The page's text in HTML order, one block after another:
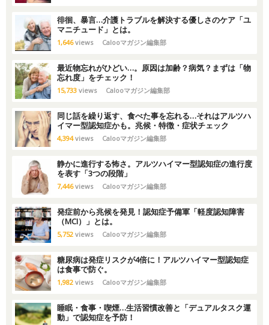
徘徊、暴言…介護トラブルを解決する優しさのケア「ユ
マニチュード」とは。
1,646 views Calooマガジン編集部
最近物忘れがひどい…。原因は加齢？病気？まずは「物
忘れ度」をチェック！
15,733 views Calooマガジン編集部
同じ話を繰り返す、食べた事を忘れる…それはアルツハ
イマー型認知症かも。兆候・特徴・症状チェック
4,394 views Calooマガジン編集部
静かに進行する怖さ。アルツハイマー型認知症の進行度
を表す「3つの段階」
7,446 views Calooマガジン編集部
発症前から兆候を発見！認知症予備軍「軽度認知障害
（MCI）」とは。
5,752 views Calooマガジン編集部
糖尿病は発症リスクが4倍に！アルツハイマー型認知症
は食事で防ぐ。
1,982 views Calooマガジン編集部
睡眠・食事・喫煙…生活習慣改善と「デュアルタスク運
動」で認知症を予防！